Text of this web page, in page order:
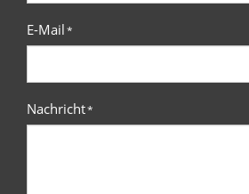
E-Mail*
Nachricht*